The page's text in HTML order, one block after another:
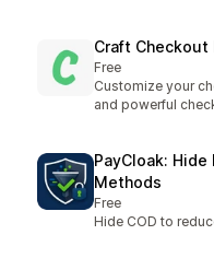
Craft Checkout
Free
Customize your
and powerful
PayCloak: Hide
Methods
Free
Hide COD to